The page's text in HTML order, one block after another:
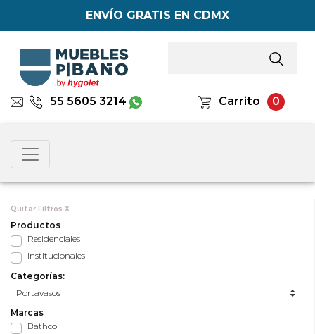
ENVÍO GRATIS EN CDMX
55 5605 3214 Carrito 0
Quitar Filtros X
Productos
Residenciales
Institucionales
Categorías:
Marcas
Bathco